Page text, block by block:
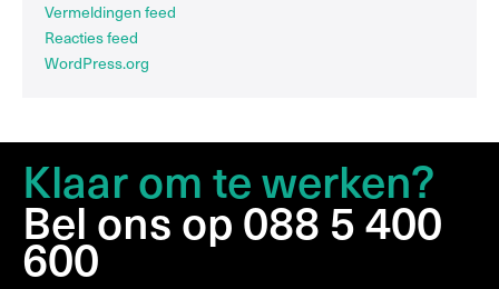
Vermeldingen feed
Reacties feed
WordPress.org
Klaar om te werken?
Bel ons op 088 5 400
600